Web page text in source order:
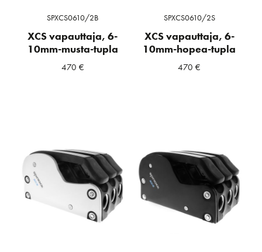
SPXCS0610/2B
XCS vapauttaja, 6-
10mm-musta-tupla
470 €
SPXCS0610/2S
XCS vapauttaja, 6-
10mm-hopea-tupla
470€